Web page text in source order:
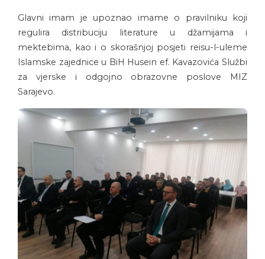
Glavni imam je upoznao imame o pravilniku koji
regulira distribuciju literature u džamijama i
mektebima, kao i o skorašnjoj posjeti reisu-l-uleme
Islamske zajednice u BiH Husein ef. Kavazovića Službi
za vjerske i odgojno obrazovne poslove MIZ
Sarajevo.